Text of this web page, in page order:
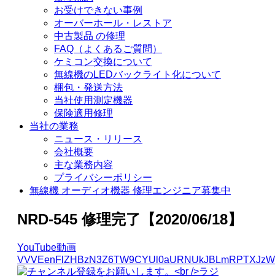
お受けできない事例
オーバーホール・レストア
中古製品 の修理
FAQ（よくあるご質問）
ケミコン交換について
無線機のLEDバックライト化について
梱包・発送方法
当社使用測定機器
保険適用修理
当社の業務
ニュース・リリース
会社概要
主な業務内容
プライバシーポリシー
無線機 オーディオ機器 修理エンジニア募集中
NRD-545 修理完了【2020/06/18】
YouTube動画